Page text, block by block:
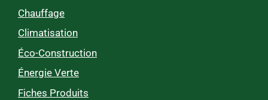
Chauffage
Climatisation
Éco-Construction
Énergie Verte
Fiches Produits